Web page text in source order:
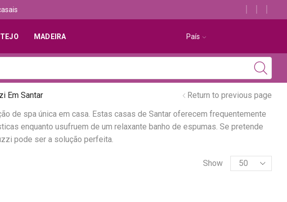
MADEIRA País
Em Santar
Return to previous page
de spa única em casa. Estas casas de Santar oferecem frequentemente
enquanto usufruem de um relaxante banho de espumas. Se pretende
pode ser a solução perfeita.
Show